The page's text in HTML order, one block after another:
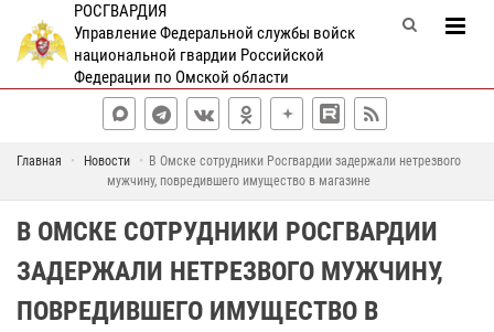
РОСГВАРДИЯ
Управление Федеральной службы войск
национальной гвардии Российской
Федерации по Омской области
Главная Новости
В Омске сотрудники Росгвардии задержали нетрезвого
мужчину, повредившего имущество в магазине
В ОМСКЕ СОТРУДНИКИ РОСГВАРДИИ
ЗАДЕРЖАЛИ НЕТРЕЗВОГО МУЖЧИНУ,
ПОВРЕДИВШЕГО ИМУЩЕСТВО В